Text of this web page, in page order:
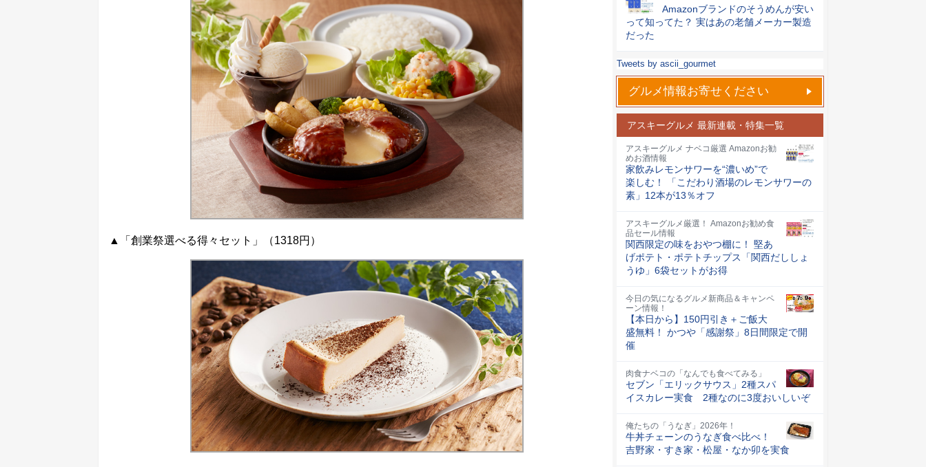
▲「創業祭選べる得々セット」（1318円）
Amazonブランドのそうめんが安い
って知ってた？ 実はあの老舗メーカー製造
だった
Tweets by ascii_gourmet
グルメ情報お寄せください
アスキーグルメ 最新連載・特集一覧
アスキーグルメ ナベコ厳選 Amazonお勧
めお酒情報
家飲みレモンサワーを“濃いめ”で
楽しむ！ 「こだわり酒場のレモンサワーの
素」12本が13％オフ
アスキーグルメ厳選！ Amazonお勧め食
品セール情報
関西限定の味をおやつ棚に！ 堅あ
げポテト・ポテトチップス「関西だししょ
うゆ」6袋セットがお得
今日の気になるグルメ新商品＆キャンペ
ーン情報！
【本日から】150円引き＋ご飯大
盛無料！ かつや「感謝祭」8日間限定で開
催
肉食ナベコの「なんでも食べてみる」
セブン「エリックサウス」2種スパ
イスカレー実食 2種なのに3度おいしいぞ
俺たちの「うなぎ」2026年！
牛丼チェーンのうなぎ食べ比べ！
吉野家・すき家・松屋・なか卯を実食